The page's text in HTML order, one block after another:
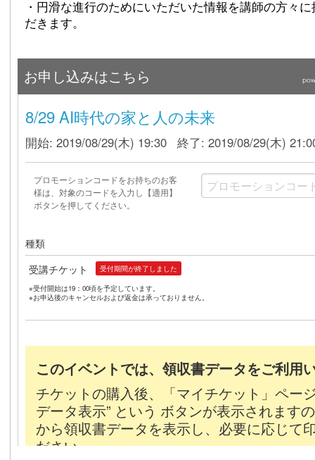
・円滑な進行のためにいただいた情報を講師の方々
だきます。